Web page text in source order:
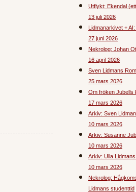
Utflykt: Ekendal
13 juli 2026
Lidmanarkivet +
27 juni 2026
Nekrolog: Johan
16 april 2026
Sven Lidmans
25 mars 2026
Om fröken Jubells
17 mars 2026
Arkiv: Sven
10 mars 2026
Arkiv: Susanne
10 mars 2026
Arkiv: Ulla
10 mars 2026
Nekrolog:
Lidmans studenttid